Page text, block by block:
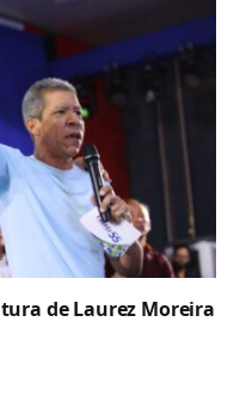
de Laurez Moreira